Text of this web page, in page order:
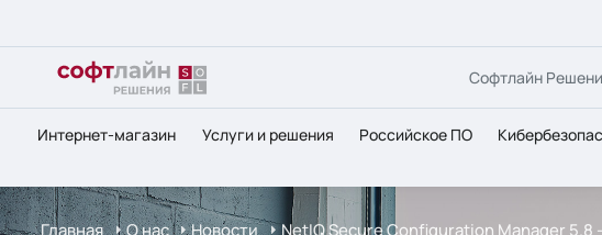
Софтлайн
Интернет-магазин Услуги и решения Российское ПО
Главная О нас Новости NetIQ Secure Configuration Manager